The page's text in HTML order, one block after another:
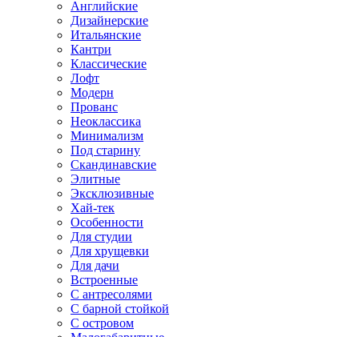
Английские
Дизайнерские
Итальянские
Кантри
Классические
Лофт
Модерн
Прованс
Неоклассика
Минимализм
Под старину
Скандинавские
Элитные
Эксклюзивные
Хай-тек
Особенности
Для студии
Для хрущевки
Для дачи
Встроенные
С антресолями
С барной стойкой
С островом